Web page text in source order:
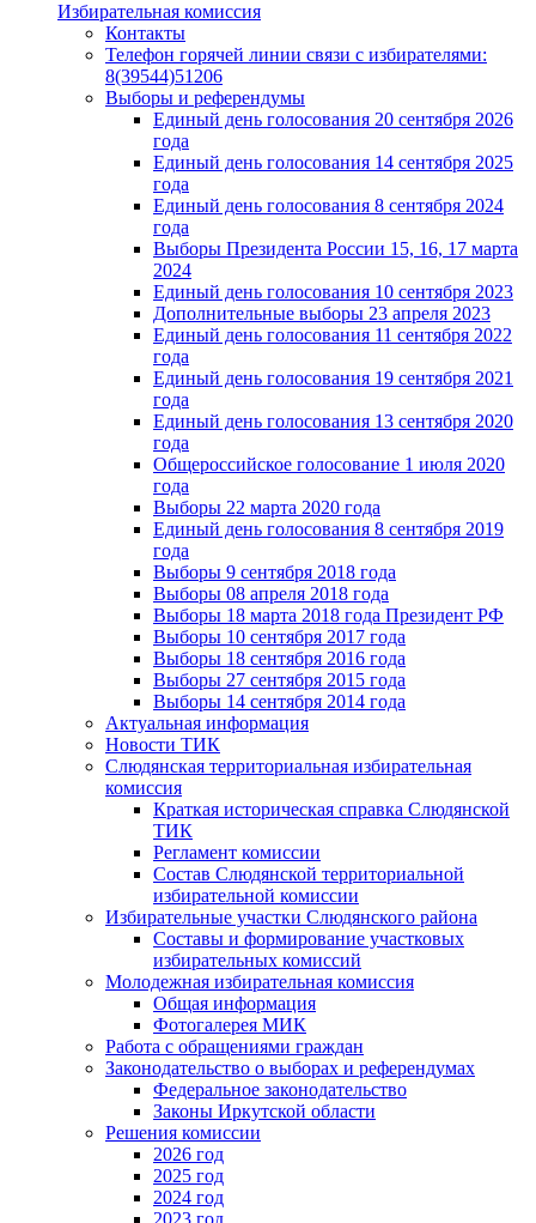
Избирательная комиссия
Контакты
Телефон горячей линии связи с избирателями:
8(39544)51206
Выборы и референдумы
Единый день голосования 20 сентября 2026
года
Единый день голосования 14 сентября 2025
года
Единый день голосования 8 сентября 2024
года
Выборы Президента России 15, 16, 17 марта
2024
Единый день голосования 10 сентября 2023
Дополнительные выборы 23 апреля 2023
Единый день голосования 11 сентября 2022
года
Единый день голосования 19 сентября 2021
года
Единый день голосования 13 сентября 2020
года
Общероссийское голосование 1 июля 2020
года
Выборы 22 марта 2020 года
Единый день голосования 8 сентября 2019
года
Выборы 9 сентября 2018 года
Выборы 08 апреля 2018 года
Выборы 18 марта 2018 года Президент РФ
Выборы 10 сентября 2017 года
Выборы 18 сентября 2016 года
Выборы 27 сентября 2015 года
Выборы 14 сентября 2014 года
Актуальная информация
Новости ТИК
Слюдянская территориальная избирательная
комиссия
Краткая историческая справка Слюдянской
ТИК
Регламент комиссии
Состав Слюдянской территориальной
избирательной комиссии
Избирательные участки Слюдянского района
Составы и формирование участковых
избирательных комиссий
Молодежная избирательная комиссия
Общая информация
Фотогалерея МИК
Работа с обращениями граждан
Законодательство о выборах и референдумах
Федеральное законодательство
Законы Иркутской области
Решения комиссии
2026 год
2025 год
2024 год
2023 год